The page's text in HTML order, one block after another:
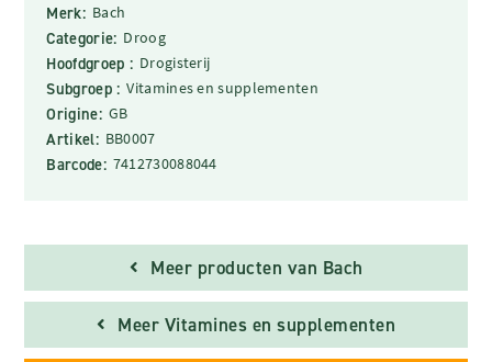
Merk: Bach
Categorie: Droog
Hoofdgroep : Drogisterij
Subgroep : Vitamines en supplementen
Origine: GB
Artikel: BB0007
Barcode: 7412730088044
Meer producten van Bach
Meer Vitamines en supplementen